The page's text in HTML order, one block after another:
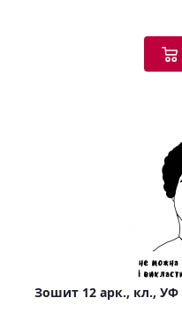
Зошит 12 арк., кл.,